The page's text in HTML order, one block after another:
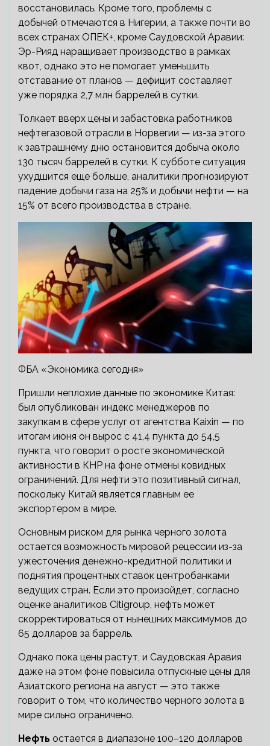
восстановилась. Кроме того, проблемы с
добычей отмечаются в Нигерии, а также почти во
всех странах ОПЕК+, кроме Саудовской Аравии:
Эр-Рияд наращивает производство в рамках
квот, однако это не помогает уменьшить
отставание от планов — дефицит составляет
уже порядка 2,7 млн баррелей в сутки.
Толкает вверх цены и забастовка работников
нефтегазовой отрасли в Норвегии — из-за этого
к завтрашнему дню остановится добыча около
130 тысяч баррелей в сутки. К субботе ситуация
ухудшится еще больше, аналитики прогнозируют
падение добычи газа на 25% и добычи нефти — на
15% от всего производства в стране.
ФБА «Экономика сегодня»
Пришли неплохие данные по экономике Китая:
был опубликован индекс менеджеров по
закупкам в сфере услуг от агентства Kaixin — по
итогам июня он вырос с 41,4 пункта до 54,5
пункта, что говорит о росте экономической
активности в КНР на фоне отмены ковидных
ограничений. Для нефти это позитивный сигнал,
поскольку Китай является главным ее
экспортером в мире.
Основным риском для рынка черного золота
остается возможность мировой рецессии из-за
ужесточения денежно-кредитной политики и
поднятия процентных ставок центробанками
ведущих стран. Если это произойдет, согласно
оценке аналитиков Citigroup, нефть может
скорректироваться от нынешних максимумов до
65 долларов за баррель.
Однако пока цены растут, и Саудовская Аравия
даже на этом фоне повысила отпускные цены для
Азиатского региона на август — это также
говорит о том, что количество черного золота в
мире сильно ограничено.
Нефть остается в диапазоне 100–120 долларов